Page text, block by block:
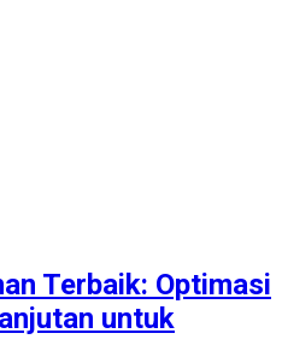
Terbaik: Optimasi
untuk